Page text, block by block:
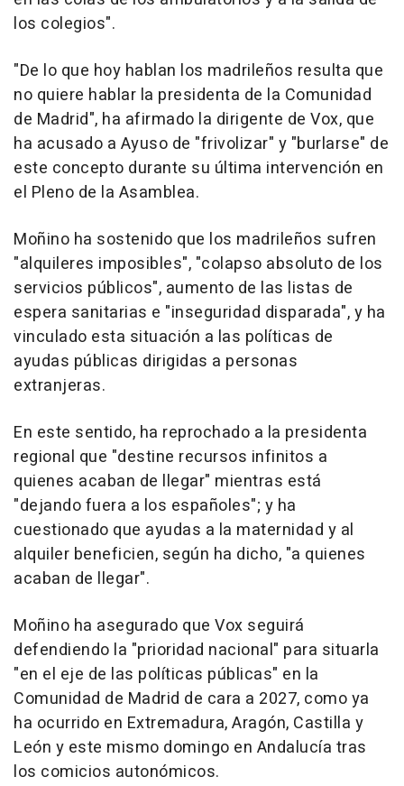
los colegios".
"De lo que hoy hablan los madrileños resulta que
no quiere hablar la presidenta de la Comunidad
de Madrid", ha afirmado la dirigente de Vox, que
ha acusado a Ayuso de "frivolizar" y "burlarse" de
este concepto durante su última intervención en
el Pleno de la Asamblea.
Moñino ha sostenido que los madrileños sufren
"alquileres imposibles", "colapso absoluto de los
servicios públicos", aumento de las listas de
espera sanitarias e "inseguridad disparada", y ha
vinculado esta situación a las políticas de
ayudas públicas dirigidas a personas
extranjeras.
En este sentido, ha reprochado a la presidenta
regional que "destine recursos infinitos a
quienes acaban de llegar" mientras está
"dejando fuera a los españoles"; y ha
cuestionado que ayudas a la maternidad y al
alquiler beneficien, según ha dicho, "a quienes
acaban de llegar".
Moñino ha asegurado que Vox seguirá
defendiendo la "prioridad nacional" para situarla
"en el eje de las políticas públicas" en la
Comunidad de Madrid de cara a 2027, como ya
ha ocurrido en Extremadura, Aragón, Castilla y
León y este mismo domingo en Andalucía tras
los comicios autonómicos.